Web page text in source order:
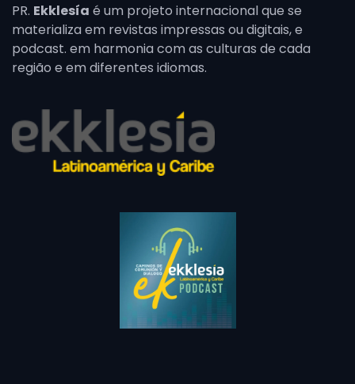
PR. Ekklesía é um projeto internacional que se
materializa em revistas impressas ou digitais, e
podcast. em harmonia com as culturas de cada
região e em diferentes idiomas.